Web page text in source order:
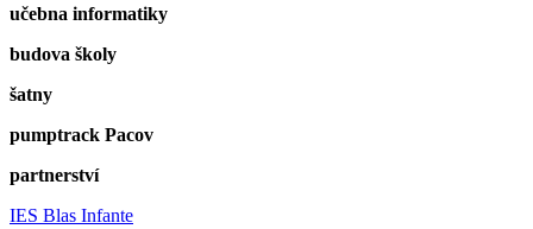
učebna informatiky
budova školy
šatny
pumptrack Pacov
partnerství
IES Blas Infante